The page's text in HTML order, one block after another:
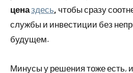
цена здесь чтобы сразу
службы и инвестиции без
будущем.
Минусы у решения тоже есть,